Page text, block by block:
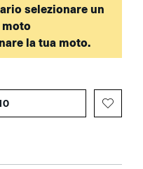
selezionare un
la tua moto.